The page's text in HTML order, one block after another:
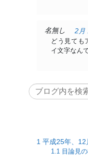
名無し
2月
どう見ても
イ文字なん
1 平成25年、12
1.1目論見の